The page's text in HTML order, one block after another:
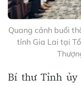
Quang cảnh buổi
tỉnh Gia Lai tại
Bí thư Tỉnh ủy